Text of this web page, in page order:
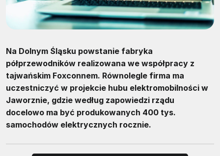
Na Dolnym Śląsku powstanie fabryka
półprzewodników realizowana we współpracy z
tajwańskim Foxconnem. Równolegle firma ma
uczestniczyć w projekcie hubu elektromobilności w
Jaworznie, gdzie według zapowiedzi rządu
docelowo ma być produkowanych 400 tys.
samochodów elektrycznych rocznie.